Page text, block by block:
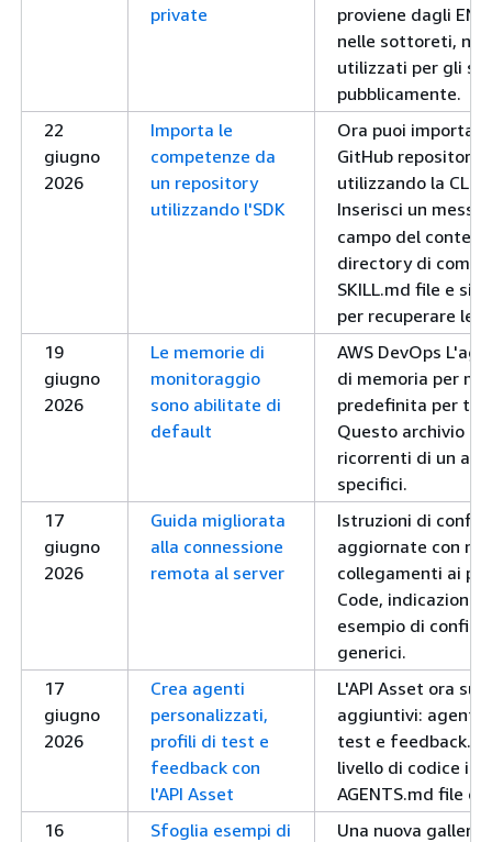
private
proviene dagli ENI
nelle sottoreti,
utilizzati per gli
pubblicamente.
22
giugno
2026
Importa le
competenze da
un repository
utilizzando l'SDK
Ora puoi
GitHub repository
utilizzando la CLI e
Inserisci un
campo del
directory di
SKILL.md file e
per recuperare le
19
giugno
2026
Le memorie di
monitoraggio
sono abilitate di
default
AWS DevOps
di memoria per
predefinita per
Questo archivio
ricorrenti di un
specifici.
17
giugno
2026
Guida migliorata
alla connessione
remota al server
Istruzioni di
aggiornate con
collegamenti ai
Code, indicazioni
esempio di
generici.
17
giugno
2026
Crea agenti
personalizzati,
profili di test e
feedback con
l'API Asset
L'API Asset ora
aggiuntivi: agenti
test e feedback.
livello di codice
AGENTS.md file e
16
Sfoglia esempi di
Una nuova